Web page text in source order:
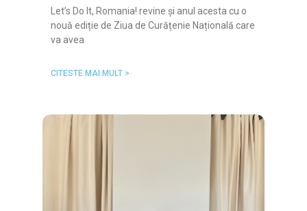
Let’s Do It, Romania! revine și anul acesta cu o
nouă ediție de Ziua de Curățenie Națională care
va avea
CITESTE MAI MULT >